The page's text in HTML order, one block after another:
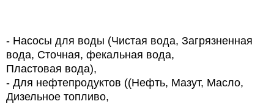
- Насосы для воды (Чистая вода, Загрязненная
вода, Сточная, фекальная вода,
Пластовая вода),
- Для нефтепродуктов ((Нефть, Мазут, Масло,
Дизельное топливо,